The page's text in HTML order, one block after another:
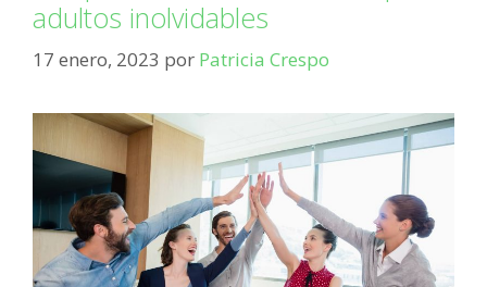
adultos inolvidables
17 enero, 2023 por Patricia Crespo